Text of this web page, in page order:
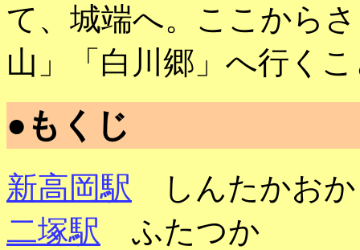
て、城端へ。ここから
山」「白川郷」へ行く
●もくじ
新高岡駅 しんたかおか
二塚駅 ふたつか